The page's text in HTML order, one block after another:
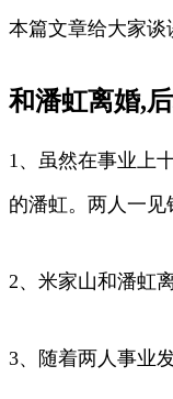
本篇文章给大家谈
和潘虹离婚,
1、虽然在事业上
的潘虹。两人一见
2、米家山和潘虹
3、随着两人事业